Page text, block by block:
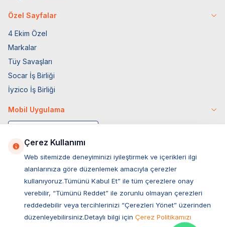
Özel Sayfalar
4 Ekim Özel
Markalar
Tüy Savaşları
Socar İş Birliği
İyzico İş Birliği
Mobil Uygulama
Müşteri Hizmetleri
Çerez Kullanımı
Web sitemizde deneyiminizi iyileştirmek ve içerikleri ilgi
alanlarınıza göre düzenlemek amacıyla çerezler
kullanıyoruz.Tümünü Kabul Et” ile tüm çerezlere onay
verebilir, “Tümünü Reddet” ile zorunlu olmayan çerezleri
reddedebilir veya tercihlerinizi “Çerezleri Yönet” üzerinden
düzenleyebilirsiniz.Detaylı bilgi için Çerez Politikamızı